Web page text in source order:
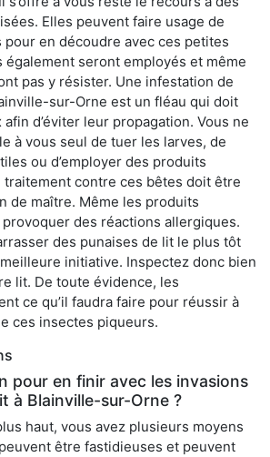
Elles peuvent faire usage de
pour en découdre avec ces petites
également seront employés et même
pas y résister. Une infestation de
sur-Orne est un fléau qui doit
d’éviter leur propagation. Vous ne
à vous seul de tuer les larves, de
ou d’employer des produits
traitement contre ces bêtes doit être
de maître. Même les produits
des réactions allergiques.
des punaises de lit le plus tôt
initiative. Inspectez donc bien
lit. De toute évidence, les
ce qu’il faudra faire pour réussir à
ces insectes piqueurs.
pour en finir avec les invasions
à Blainville-sur-Orne ?
haut, vous avez plusieurs moyens
être fastidieuses et peuvent